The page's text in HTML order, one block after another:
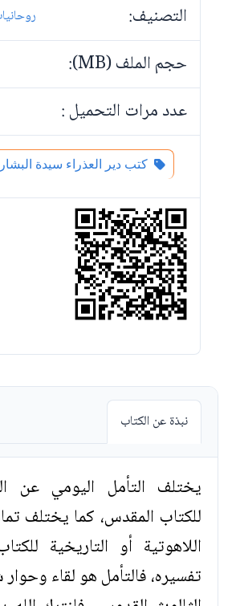
التصنيف:
حجم الملف (MB):
عدد مرات التحميل :
كتب دير العذراء سيدة
نبذة عن الكتاب
يختلف التأمل اليومي عن
للكتاب المقدس، كما يختلف
اللاهوتية أو التاريخية
تفسيره، فالتأمل هو لقاء